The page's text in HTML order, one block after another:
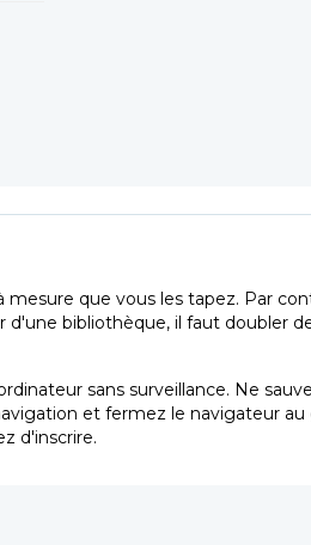
que vous les tapez. Par
d'une bibliothèque, il faut doubler
sans surveillance. Ne
et fermez le navigateur au
d'inscrire.